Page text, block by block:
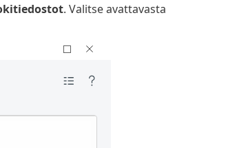
. Valitse avattavasta